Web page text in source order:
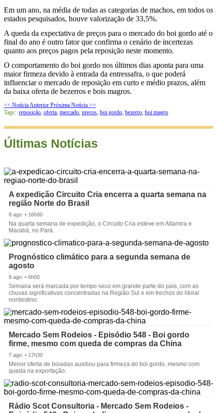
Em um ano, na média de todas as categorias de machos, em todos os
estados pesquisados, houve valorização de 33,5%.
A queda da expectativa de preços para o mercado do boi gordo até o
final do ano é outro fator que confirma o cenário de incertezas
quanto aos preços pagos pela reposição neste momento.
O comportamento do boi gordo nos últimos dias aponta para uma
maior firmeza devido à entrada da entressafra, o que poderá
influenciar o mercado de reposição em curto e médio prazos, além
da baixa oferta de bezerros e bois magros.
<< Notícia Anterior Próxima Notícia >>
Tags: reposição, oferta, mercado, preços, boi gordo, bezerro, boi magro
Últimas Notícias
A expedição Circuito Cria encerra a quarta semana na
região Norte do Brasil
8 ago. • 16h00
Na quarta semana de expedição, o Circuito Cria esteve em Altamira e
Marabá, no Pará.
Prognóstico climático para a segunda semana de
agosto
8 ago. • 6h00
Semana será marcada por tempo seco em grande parte do país, com as
chuvas significativas concentradas na Região Sul e em trechos do litoral
nordestino.
Mercado Sem Rodeios - Episódio 548 - Boi gordo
firme, mesmo com queda de compras da China
7 ago. • 17h30
Menor oferta de boiadas auxiliou para firmeza do boi gordo, mesmo com
queda na exportação.
Rádio Scot Consultoria - Mercado Sem Rodeios -